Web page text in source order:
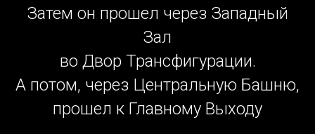
Затем он прошел через Западный
Зал
во Двор Трансфигурации.
А потом, через Центральную Башню,
прошел к Главному Выходу